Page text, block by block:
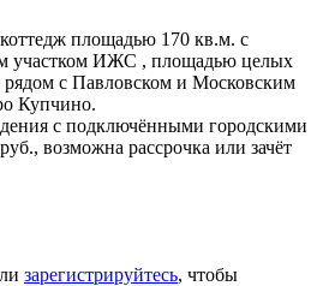
площадью 170 кв.м. с
участком ИЖС , площадью целых
рядом с Павловском и Московским
Купчино.
с подключёнными городскими
возможна рассрочка или зачёт
кв.м. с отделкой
зарегистрируйтесь, чтобы